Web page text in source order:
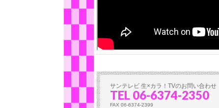
サンテレビ 生×カラ！TVのお問い合わせ
TEL 06-6374-2350
FAX 06-6374-2399